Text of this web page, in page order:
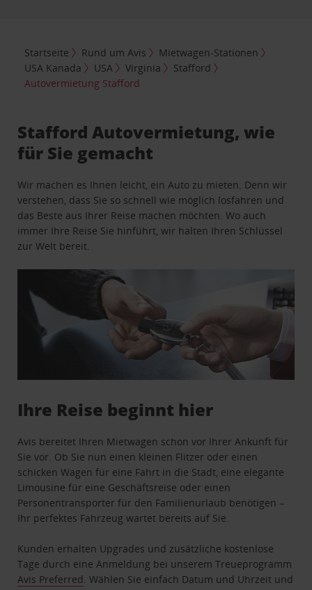
Startseite Rund um Avis
Mietwagen-Stationen
USA Kanada
USA Virginia
Stafford
Autovermietung Stafford
Stafford Autovermietung, wie
für Sie gemacht
Wir machen es Ihnen leicht, ein Auto zu mieten. Denn wir
verstehen, dass Sie so schnell wie möglich losfahren und
das Beste aus Ihrer Reise machen möchten. Wo auch
immer Ihre Reise Sie hinführt, wir halten Ihren Schlüssel
zur Welt bereit.
Ihre Reise beginnt hier
Avis bereitet Ihren Mietwagen schon vor Ihrer Ankunft für
Sie vor. Ob Sie nun einen kleinen Flitzer oder einen
schicken Wagen für eine Fahrt in die Stadt, eine elegante
Limousine für eine Geschäftsreise oder einen
Personentransporter für den Familienurlaub benötigen –
Ihr perfektes Fahrzeug wartet bereits auf Sie.
Kunden erhalten Upgrades und zusätzliche kostenlose
Tage durch eine Anmeldung bei unserem Treueprogramm
Avis Preferred . Wählen Sie einfach Datum und Uhrzeit und